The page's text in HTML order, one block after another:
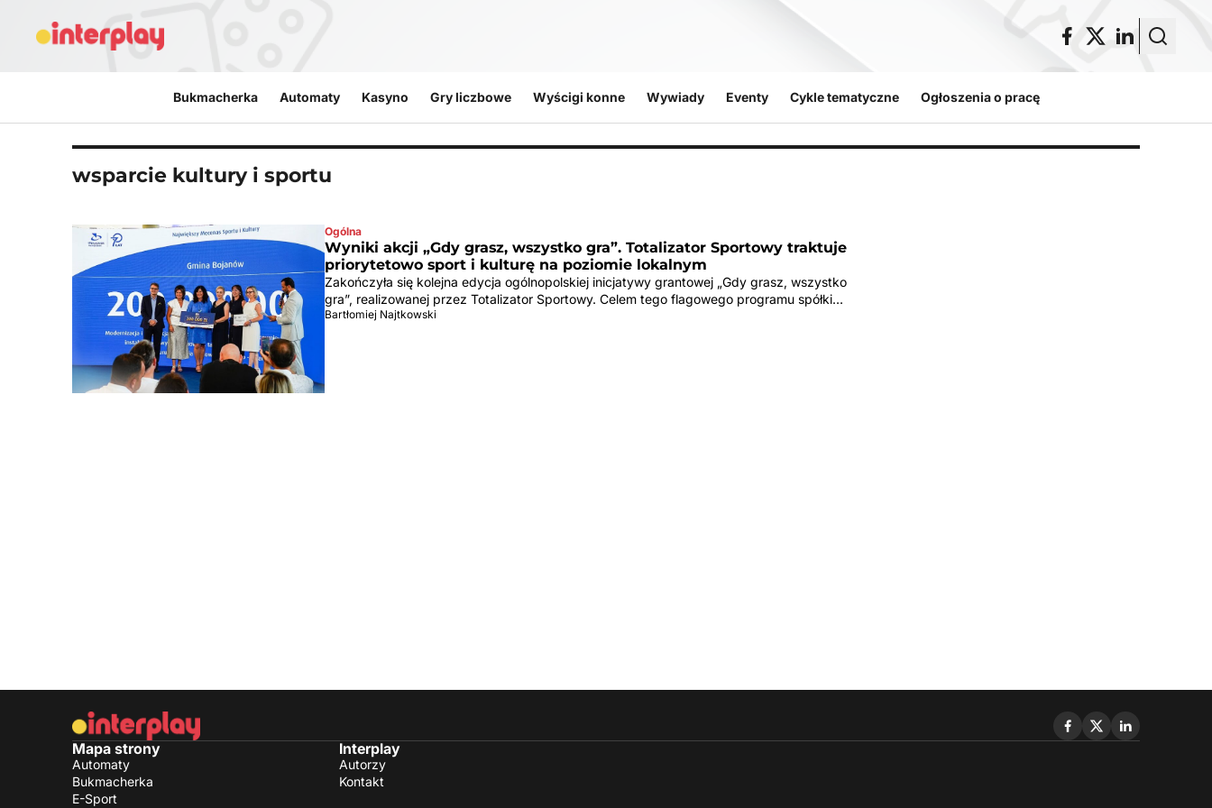
Bukmacherka Automaty Kasyno Gry liczbowe Wyścigi konne Wywiady Eventy Cykle tematyczne Ogłoszenia o pracę
wsparcie kultury i sportu
Ogólna
Wyniki akcji „Gdy grasz, wszystko gra”. Totalizator Sportowy traktuje
priorytetowo sport i kulturę na poziomie lokalnym
Zakończyła się kolejna edycja ogólnopolskiej inicjatywy grantowej „Gdy grasz, wszystko
gra”, realizowanej przez Totalizator Sportowy. Celem tego flagowego programu spółki…
Bartłomiej Najtkowski
Mapa strony
Automaty
Bukmacherka
E-Sport
Interplay
Autorzy
Kontakt